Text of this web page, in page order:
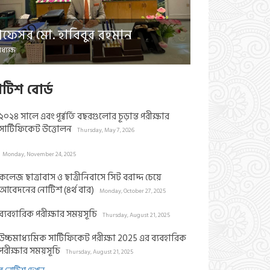
মো. হাবিবুর রহমান
বোর্ড
সালে এবং পূর্ব্বর্তি বছরগুলোর চূড়ান্ত পরীক্ষার
উত্তোলন Thursday, May 7, 2026
Monday, November 24, 2025
ছাত্রাবাস ও ছাত্রীনিবাসে সিট বরাদ্দ চেয়ে
নোটিশ (৪র্থ বার)
Monday, October 27, 2025
পরীক্ষার সময়সূচি Thursday, August 21, 2025
সার্টিফিকেট পরীক্ষা 2025 এর ব্যবহারিক
সময়সূচি Thursday, August 21, 2025